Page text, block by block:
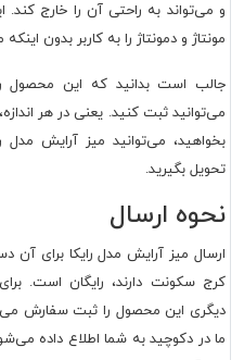
و می‌تواند به راحتی آن را خارج
مونتاژ و دمونتاژ را به کاربر بدون
جالب است بدانید که این محصول
می‌توانید ثبت کنید. یعنی در هر
بخواهید، می‌توانید میز آرایش
تحویل بگیرید.
نحوه ارسال
ارسال میز آرایش مدل رایکا برای آن
کرج سکونت دارند، رایگان است.
دیگری این محصول را ثبت سفارش
ما در دکوچید به شما اطلاع داده